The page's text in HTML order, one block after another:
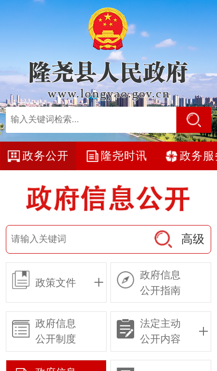
政务公开 隆尧时讯 政务服
高级
政策文件
政府信息
公开指南
政府信息
公开制度
法定主动
公开内容